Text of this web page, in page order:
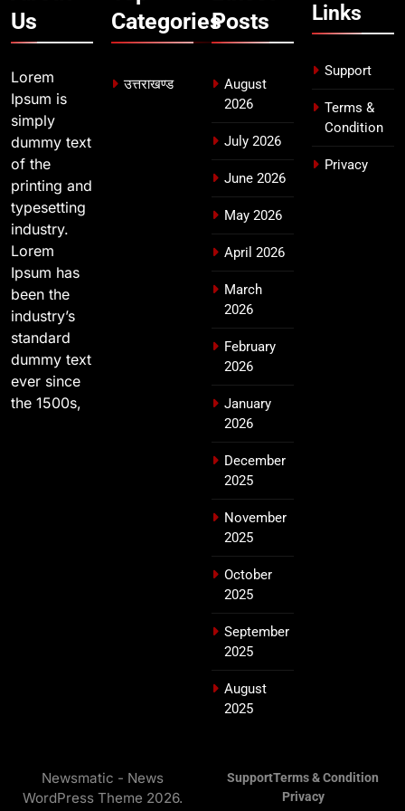
भारी बारिश का अलर्ट! 6 अगस्त को
देहरादून में स्कूल बंद
Us
Lorem
Ipsum is
simply
dummy text
of the
printing and
typesetting
industry.
Lorem
Ipsum has
been the
industry’s
standard
dummy text
ever since
the 1500s,
Categories
उत्तराखण्ड
Posts
August
2026
July 2026
June 2026
May 2026
April 2026
March
2026
February
2026
January
2026
December
2025
November
2025
October
2025
September
2025
August
2025
Links
Support
Terms &
Condition
Privacy
Newsmatic - News
WordPress Theme 2026.
SupportTerms & Condition
Privacy